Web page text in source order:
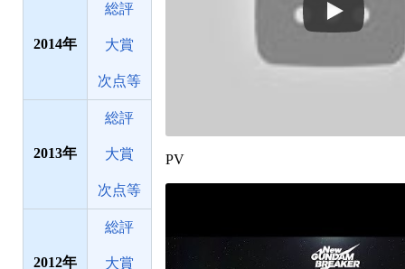
2014
総評
大賞
次点等
2013
総評
大賞
次点等
2012
総評
大賞
PV